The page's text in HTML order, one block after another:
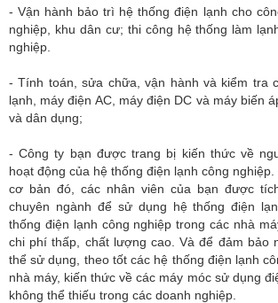
- Vận hành bảo trì hệ thống điện lạnh cho
nghiệp, khu dân cư; thi công hệ thống làm
nghiệp.
- Tính toán, sửa chữa, vận hành và kiểm tra
lạnh, máy điện AC, máy điện DC và máy biến
và dân dụng;
- Công ty bạn được trang bị kiến thức về
hoạt động của hệ thống điện lạnh công
cơ bản đó, các nhân viên của bạn được
chuyên ngành để sử dụng hệ thống điện
thống điện lạnh công nghiệp trong các nhà
chi phí thấp, chất lượng cao. Và để đảm bảo
thể sử dụng, theo tốt các hệ thống điện lạnh
nhà máy, kiến thức về các máy móc sử dụng
không thể thiếu trong các doanh nghiệp.